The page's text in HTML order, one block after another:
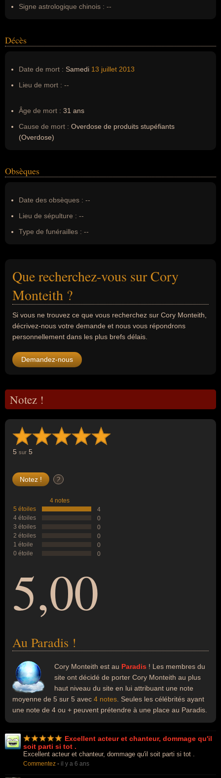
Erreurs d'écriture : --
Signe astrologique chinois : --
Décès
Date de mort : Samedi 13 juillet 2013
Lieu de mort : --
Âge de mort : 31 ans
Cause de mort : Overdose de produits stupéfiants
(Overdose)
Obsèques
Date des obsèques : --
Lieu de sépulture : --
Type de funérailles : --
Que recherchez-vous sur Cory
Monteith ?
Si vous ne trouvez ce que vous recherchez sur Cory Monteith,
décrivez-nous votre demande et nous vous répondrons
personnellement dans les plus brefs délais.
Demandez-nous
Notez !
5 sur 5
?
4 notes
5 étoiles
4
4 étoiles
0
3 étoiles
0
2 étoiles
0
1 étoile
0
0 étoile
0
5,00
Au Paradis !
Cory Monteith est au Paradis ! Les membres du
site ont décidé de porter Cory Monteith au plus
haut niveau du site en lui attribuant une note
moyenne de 5 sur 5 avec 4 notes . Seules les célébrités ayant
une note de 4 ou + peuvent prétendre à une place au Paradis.
Excellent acteur et chanteur, dommage qu'il
soit parti si tot .
Excellent acteur et chanteur, dommage qu'il soit parti si tot .
Commentez - il y a 6 ans